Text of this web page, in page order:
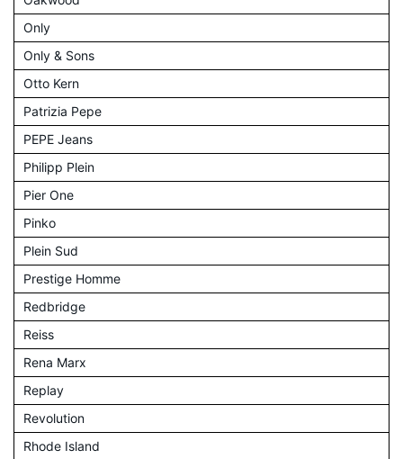
Only
Only & Sons
Otto Kern
Patrizia Pepe
PEPE Jeans
Philipp Plein
Pier One
Pinko
Plein Sud
Prestige Homme
Redbridge
Reiss
Rena Marx
Replay
Revolution
Rhode Island